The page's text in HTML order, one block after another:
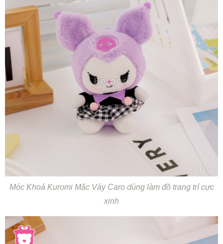
Móc Khoá Kuromi Mặc Váy Caro dùng làm đồ trang trí cực
xinh